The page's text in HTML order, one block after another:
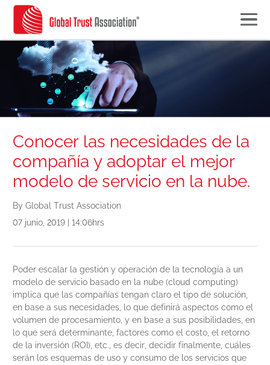
Conocer las necesidades de la
compañía y adoptar el mejor
modelo de servicio en la nube.
By Global Trust Association
07 junio, 2019 | 14:06hrs
Poder escalar la gestión y operación de la tecnología a un
modelo de servicio basado en la nube (cloud computing)
implica que las compañías tengan claro el tipo de solución,
en base a sus necesidades, lo que definirá aspectos como el
volumen de procesamiento, y en base a sus posibilidades, en
lo que será determinante, factores como el costo, el retorno
de la inversión (ROI), etc., es decir, decidir finalmente, cuáles
serán los esquemas de uso y consumo de los servicios que